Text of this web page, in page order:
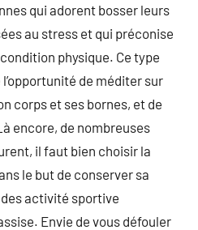
qui adorent bosser leurs
au stress et qui préconise
physique. Ce type
de méditer sur
corps et ses bornes, et de
encore, de nombreuses
il faut bien choisir la
le but de conserver sa
activité sportive
Envie de vous défouler